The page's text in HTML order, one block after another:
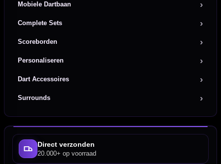
Mobiele Dartbaan
Complete Sets
Scoreborden
Personaliseren
Dart Accessoires
Surrounds
Direct verzonden
20.000+ op voorraad